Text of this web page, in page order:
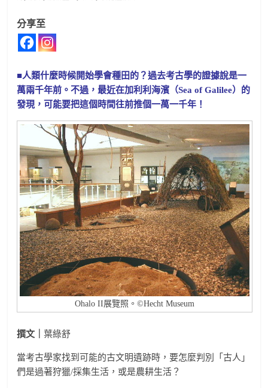
分享至
■人類什麼時候開始學會種田的？過去考古學的證據說是一
萬兩千年前。不過，最近在加利利海濱（Sea of Galilee）的
發現，可能要把這個時間往前推個一萬一千年！
Ohalo II展覽照。©Hecht Museum
撰文｜葉綠舒
當考古學家找到可能的古文明遺跡時，要怎麼判別「古人」
們是過著狩獵/採集生活，或是農耕生活？